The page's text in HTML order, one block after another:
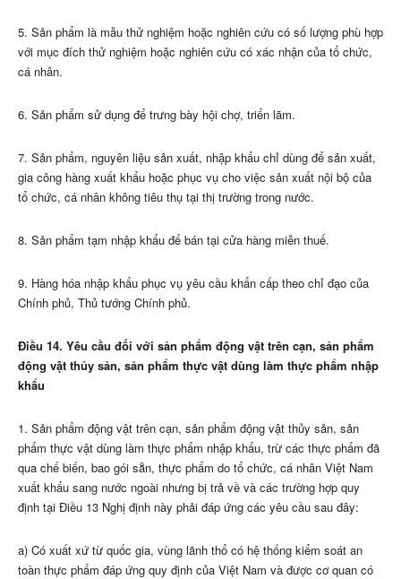
5. Sản phẩm là mẫu thử nghiệm hoặc nghiên cứu có số lượng phù hợp
với mục đích thử nghiệm hoặc nghiên cứu có xác nhận của tổ chức,
cá nhân.
6. Sản phẩm sử dụng để trưng bày hội chợ, triển lãm.
7. Sản phẩm, nguyên liệu sản xuất, nhập khẩu chỉ dùng để sản xuất,
gia công hàng xuất khẩu hoặc phục vụ cho việc sản xuất nội bộ của
tổ chức, cá nhân không tiêu thụ tại thị trường trong nước.
8. Sản phẩm tạm nhập khẩu để bán tại cửa hàng miễn thuế.
9. Hàng hóa nhập khẩu phục vụ yêu cầu khẩn cấp theo chỉ đạo của
Chính phủ, Thủ tướng Chính phủ.
Điều 14. Yêu cầu đối với sản phẩm động vật trên cạn, sản phẩm
động vật thủy sản, sản phẩm thực vật dùng làm thực phẩm nhập
khẩu
1. Sản phẩm động vật trên cạn, sản phẩm động vật thủy sản, sản
phẩm thực vật dùng làm thực phẩm nhập khẩu, trừ các thực phẩm đã
qua chế biến, bao gói sẵn, thực phẩm do tổ chức, cá nhân Việt Nam
xuất khẩu sang nước ngoài nhưng bị trả về và các trường hợp quy
định tại Điều 13 Nghị định này phải đáp ứng các yêu cầu sau đây:
a) Có xuất xứ từ quốc gia, vùng lãnh thổ có hệ thống kiểm soát an
toàn thực phẩm đáp ứng quy định của Việt Nam và được cơ quan có